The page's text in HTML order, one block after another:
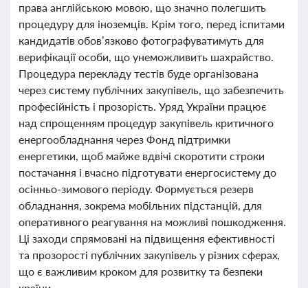
права англійською мовою, що значно полегшить
процедуру для іноземців. Крім того, перед іспитами
кандидатів обов’язково фотографуватимуть для
верифікації особи, що унеможливить шахрайство.
Процедура перекладу тестів буде організована
через систему публічних закупівель, що забезпечить
професійність і прозорість. Уряд України працює
над спрощенням процедур закупівель критичного
енергообладнання через Фонд підтримки
енергетики, щоб майже вдвічі скоротити строки
постачання і вчасно підготувати енергосистему до
осінньо-зимового періоду. Формується резерв
обладнання, зокрема мобільних підстанцій, для
оперативного реагування на можливі пошкодження.
Ці заходи спрямовані на підвищення ефективності
та прозорості публічних закупівель у різних сферах,
що є важливим кроком для розвитку та безпеки